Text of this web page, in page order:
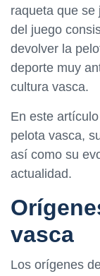
raqueta que se
del juego
devolver la
deporte muy
cultura vasca.
En este
pelota vasca,
así como su
actualidad.
vasca
Los orígenes